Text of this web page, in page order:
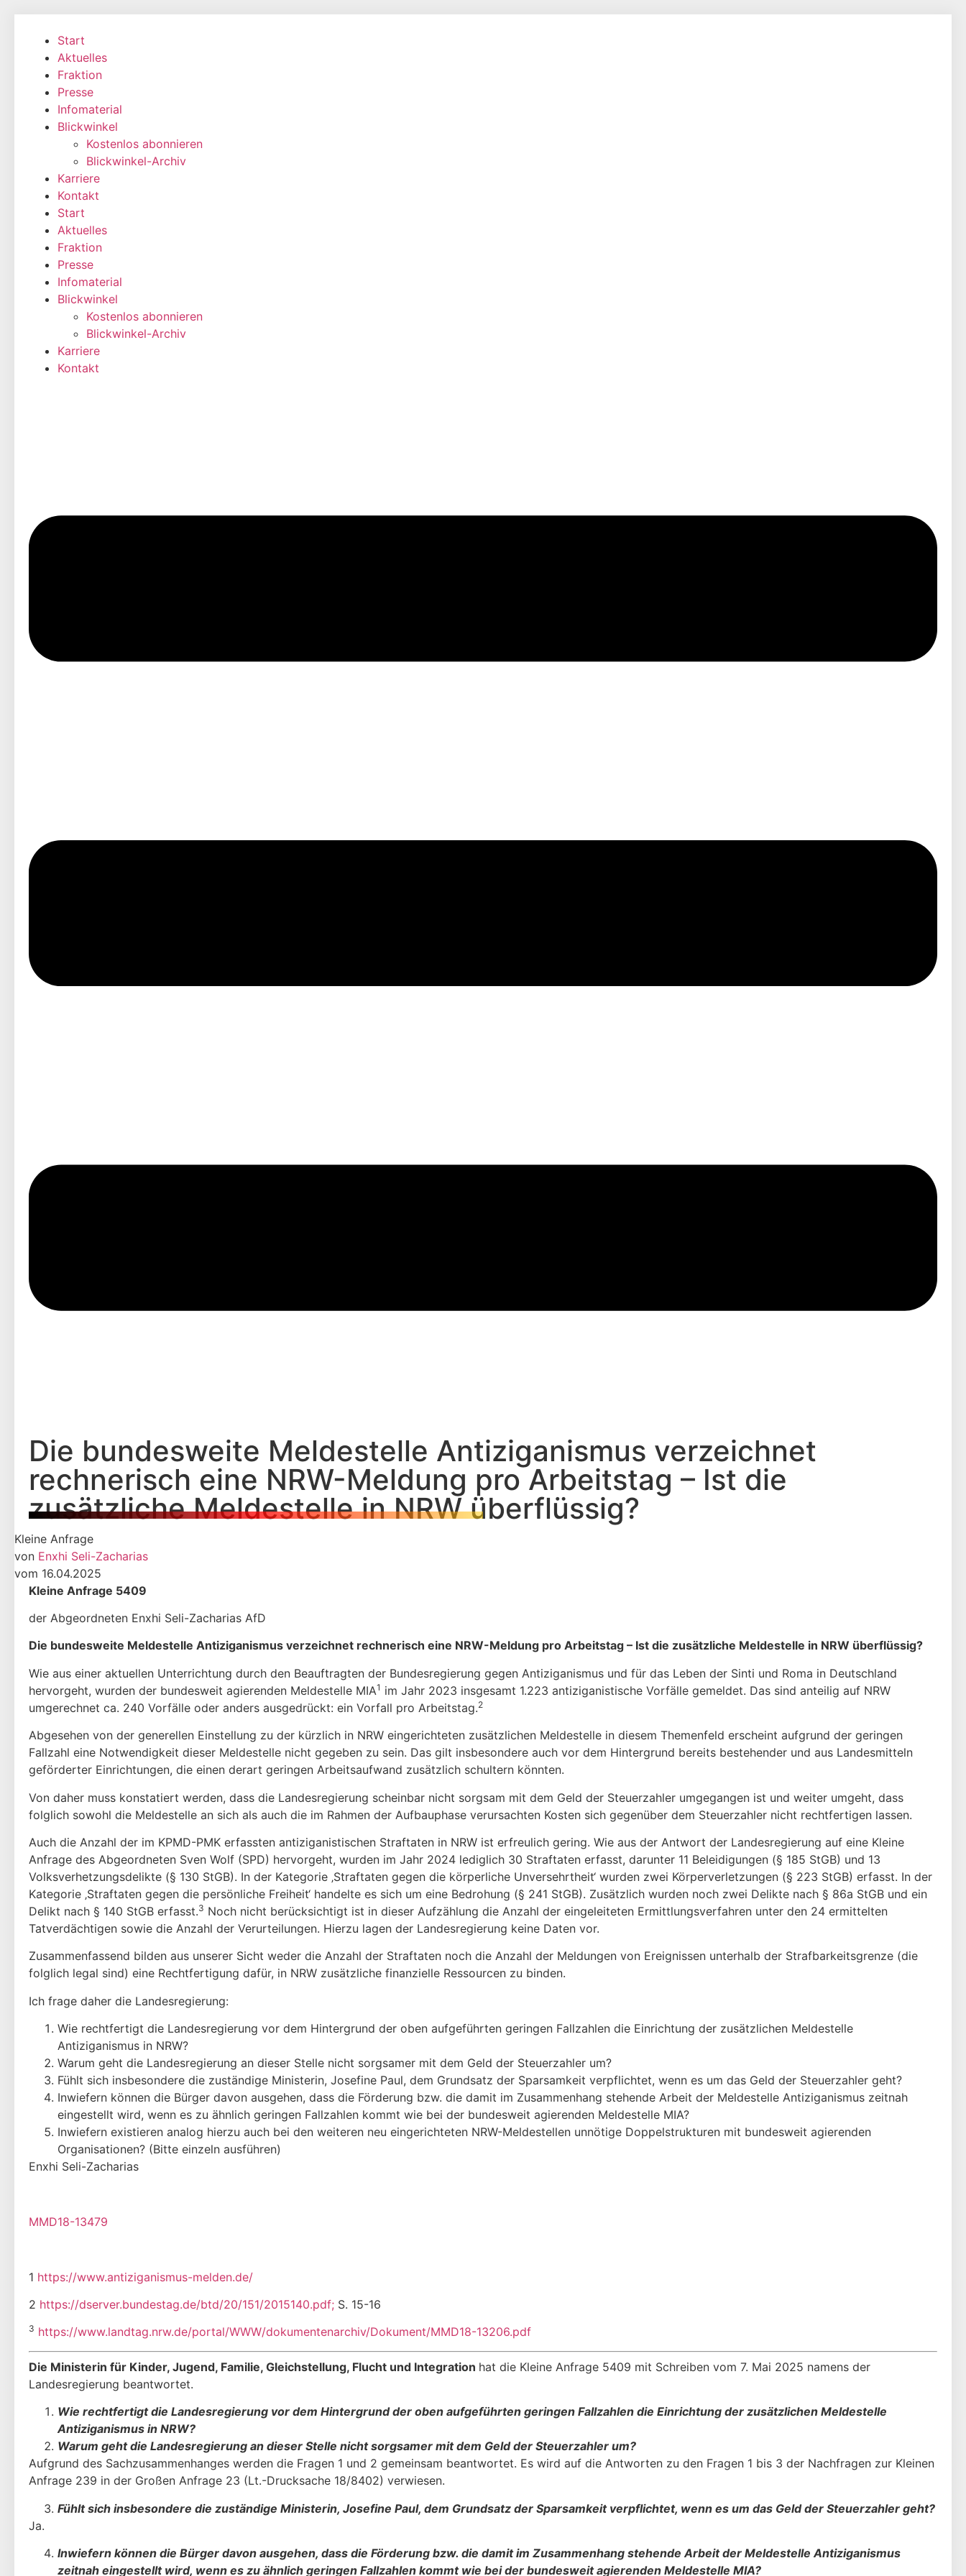
wechseln
Start
Aktuelles
Fraktion
Presse
Infomaterial
Blickwinkel
Kostenlos abonnieren
Blickwinkel-Archiv
Karriere
Kontakt
Start
Aktuelles
Fraktion
Presse
Infomaterial
Blickwinkel
Kostenlos abonnieren
Blickwinkel-Archiv
Karriere
Kontakt
Die bundesweite Meldestelle Antiziganismus verzeichnet
rechnerisch eine NRW-Meldung pro Arbeitstag – Ist die
zusätzliche Meldestelle in NRW überflüssig?
Kleine Anfrage
von Enxhi Seli-Zacharias
vom 16.04.2025
Kleine Anfrage 5409
der Abgeordneten Enxhi Seli-Zacharias AfD
Die bundesweite Meldestelle Antiziganismus verzeichnet rechnerisch eine NRW-Meldung pro Arbeitstag – Ist die zusätzliche Meldestelle in NRW überflüssig?
Wie aus einer aktuellen Unterrichtung durch den Beauftragten der Bundesregierung gegen Antiziganismus und für das Leben der Sinti und Roma in Deutschland
hervorgeht, wurden der bundesweit agierenden Meldestelle MIA1 im Jahr 2023 insgesamt 1.223 antiziganistische Vorfälle gemeldet. Das sind anteilig auf NRW
umgerechnet ca. 240 Vorfälle oder anders ausgedrückt: ein Vorfall pro Arbeitstag.2
Abgesehen von der generellen Einstellung zu der kürzlich in NRW eingerichteten zusätzlichen Meldestelle in diesem Themenfeld erscheint aufgrund der geringen
Fallzahl eine Notwendigkeit dieser Meldestelle nicht gegeben zu sein. Das gilt insbesondere auch vor dem Hintergrund bereits bestehender und aus Landesmitteln
geförderter Einrichtungen, die einen derart geringen Arbeitsaufwand zusätzlich schultern könnten.
Von daher muss konstatiert werden, dass die Landesregierung scheinbar nicht sorgsam mit dem Geld der Steuerzahler umgegangen ist und weiter umgeht, dass
folglich sowohl die Meldestelle an sich als auch die im Rahmen der Aufbauphase verursachten Kosten sich gegenüber dem Steuerzahler nicht rechtfertigen lassen.
Auch die Anzahl der im KPMD-PMK erfassten antiziganistischen Straftaten in NRW ist erfreulich gering. Wie aus der Antwort der Landesregierung auf eine Kleine
Anfrage des Abgeordneten Sven Wolf (SPD) hervorgeht, wurden im Jahr 2024 lediglich 30 Straftaten erfasst, darunter 11 Beleidigungen (§ 185 StGB) und 13
Volksverhetzungsdelikte (§ 130 StGB). In der Kategorie ‚Straftaten gegen die körperliche Unversehrtheit‘ wurden zwei Körperverletzungen (§ 223 StGB) erfasst. In der
Kategorie ‚Straftaten gegen die persönliche Freiheit‘ handelte es sich um eine Bedrohung (§ 241 StGB). Zusätzlich wurden noch zwei Delikte nach § 86a StGB und ein
Delikt nach § 140 StGB erfasst.3 Noch nicht berücksichtigt ist in dieser Aufzählung die Anzahl der eingeleiteten Ermittlungsverfahren unter den 24 ermittelten
Tatverdächtigen sowie die Anzahl der Verurteilungen. Hierzu lagen der Landesregierung keine Daten vor.
Zusammenfassend bilden aus unserer Sicht weder die Anzahl der Straftaten noch die Anzahl der Meldungen von Ereignissen unterhalb der Strafbarkeitsgrenze (die
folglich legal sind) eine Rechtfertigung dafür, in NRW zusätzliche finanzielle Ressourcen zu binden.
Ich frage daher die Landesregierung:
Wie rechtfertigt die Landesregierung vor dem Hintergrund der oben aufgeführten geringen Fallzahlen die Einrichtung der zusätzlichen Meldestelle
Antiziganismus in NRW?
Warum geht die Landesregierung an dieser Stelle nicht sorgsamer mit dem Geld der Steuerzahler um?
Fühlt sich insbesondere die zuständige Ministerin, Josefine Paul, dem Grundsatz der Sparsamkeit verpflichtet, wenn es um das Geld der Steuerzahler geht?
Inwiefern können die Bürger davon ausgehen, dass die Förderung bzw. die damit im Zusammenhang stehende Arbeit der Meldestelle Antiziganismus zeitnah
eingestellt wird, wenn es zu ähnlich geringen Fallzahlen kommt wie bei der bundesweit agierenden Meldestelle MIA?
Inwiefern existieren analog hierzu auch bei den weiteren neu eingerichteten NRW-Meldestellen unnötige Doppelstrukturen mit bundesweit agierenden
Organisationen? (Bitte einzeln ausführen)
Enxhi Seli-Zacharias
MMD18-13479
1 https://www.antiziganismus-melden.de/
2 https://dserver.bundestag.de/btd/20/151/2015140.pdf; S. 15-16
3 https://www.landtag.nrw.de/portal/WWW/dokumentenarchiv/Dokument/MMD18-13206.pdf
Die Ministerin für Kinder, Jugend, Familie, Gleichstellung, Flucht und Integration hat die Kleine Anfrage 5409 mit Schreiben vom 7. Mai 2025 namens der
Landesregierung beantwor­tet.
Wie rechtfertigt die Landesregierung vor dem Hintergrund der oben aufgeführten geringen Fallzahlen die Einrichtung der zusätzlichen Meldestelle
Antiziganismus in NRW?
Warum geht die Landesregierung an dieser Stelle nicht sorgsamer mit dem Geld der Steuerzahler um?
Aufgrund des Sachzusammenhanges werden die Fragen 1 und 2 gemeinsam beantwortet. Es wird auf die Antworten zu den Fragen 1 bis 3 der Nachfragen zur Kleinen
Anfrage 239 in der Großen Anfrage 23 (Lt.-Drucksache 18/8402) verwiesen.
Fühlt sich insbesondere die zuständige Ministerin, Josefine Paul, dem Grundsatz der Sparsamkeit verpflichtet, wenn es um das Geld der Steuerzahler geht?
Ja.
Inwiefern können die Bürger davon ausgehen, dass die Förderung bzw. die damit im Zusammenhang stehende Arbeit der Meldestelle Antiziganismus
zeitnah ein­gestellt wird, wenn es zu ähnlich geringen Fallzahlen kommt wie bei der bundes­weit agierenden Meldestelle MIA?